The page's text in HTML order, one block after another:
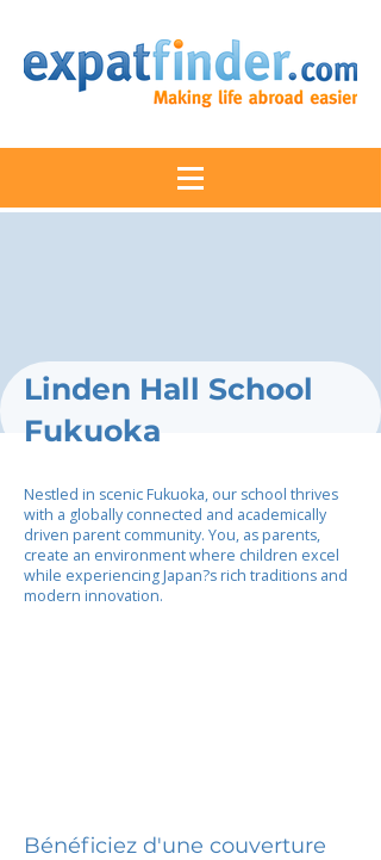
Linden Hall School
Fukuoka
Nestled in scenic Fukuoka, our school thrives
with a globally connected and academically
driven parent community. You, as parents,
create an environment where children excel
while experiencing Japan?s rich traditions and
modern innovation.
Bénéficiez d'une couverture